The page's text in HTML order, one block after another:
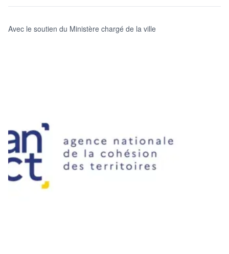
Avec le soutien du Ministère chargé de la ville